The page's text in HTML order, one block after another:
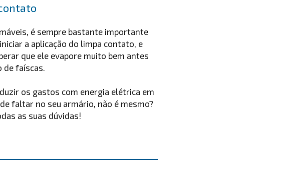
é sempre bastante importante
a aplicação do limpa contato, e
que ele evapore muito bem antes
faíscas.
os gastos com energia elétrica em
faltar no seu armário, não é mesmo?
as suas dúvidas!